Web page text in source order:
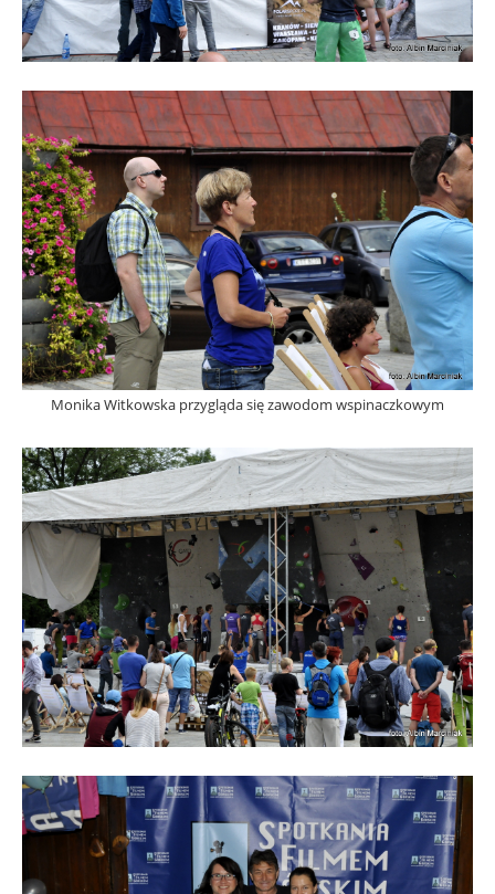
Monika Witkowska przygląda się zawodom wspinaczkowym